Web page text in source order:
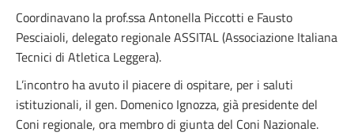
Coordinavano la prof.ssa Antonella Piccotti e Fausto
Pesciaioli, delegato regionale ASSITAL (Associazione Italiana
Tecnici di Atletica Leggera).
L’incontro ha avuto il piacere di ospitare, per i saluti
istituzionali, il gen. Domenico Ignozza, già presidente del
Coni regionale, ora membro di giunta del Coni Nazionale.